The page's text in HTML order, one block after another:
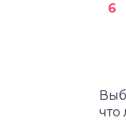
что